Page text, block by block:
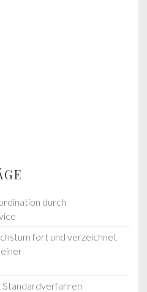
durch
fort und verzeichnet
Standardverfahren